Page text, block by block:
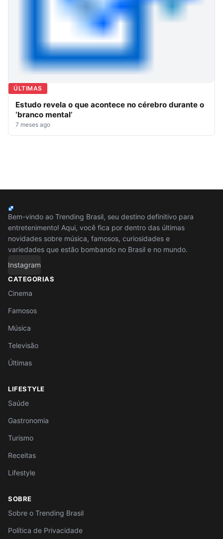
ÚLTIMAS
Estudo revela o que acontece no cérebro durante o
‘branco mental’
7 meses ago
Bem-vindo ao Trending Brasil, seu destino definitivo para
entretenimento! Aqui, você fica por dentro das últimas
novidades sobre música, famosos, curiosidades e
variedades que estão bombando no Brasil e no mundo.
Instagram
CATEGORIAS
Cinema
Famosos
Música
Televisão
Últimas
LIFESTYLE
Saúde
Gastronomia
Turismo
Receitas
Lifestyle
SOBRE
Sobre o Trending Brasil
Política de Privacidade